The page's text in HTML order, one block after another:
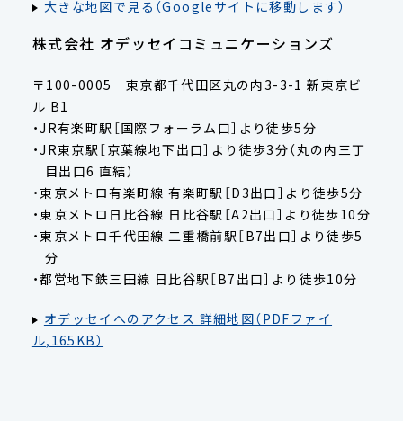
大きな地図で見る（Googleサイトに移動します）
株式会社 オデッセイコミュニケーションズ
〒100-0005 東京都千代田区丸の内3-3-1 新東京ビ
ル B1
JR有楽町駅［国際フォーラム口］より徒歩5分
JR東京駅［京葉線地下出口］より徒歩3分（丸の内三丁
目出口6 直結）
東京メトロ有楽町線 有楽町駅［D3出口］より徒歩5分
東京メトロ日比谷線 日比谷駅［A2出口］より徒歩10分
東京メトロ千代田線 二重橋前駅［B7出口］より徒歩5
分
都営地下鉄三田線 日比谷駅［B7出口］より徒歩10分
オデッセイへのアクセス 詳細地図（PDFファイ
ル,165KB）